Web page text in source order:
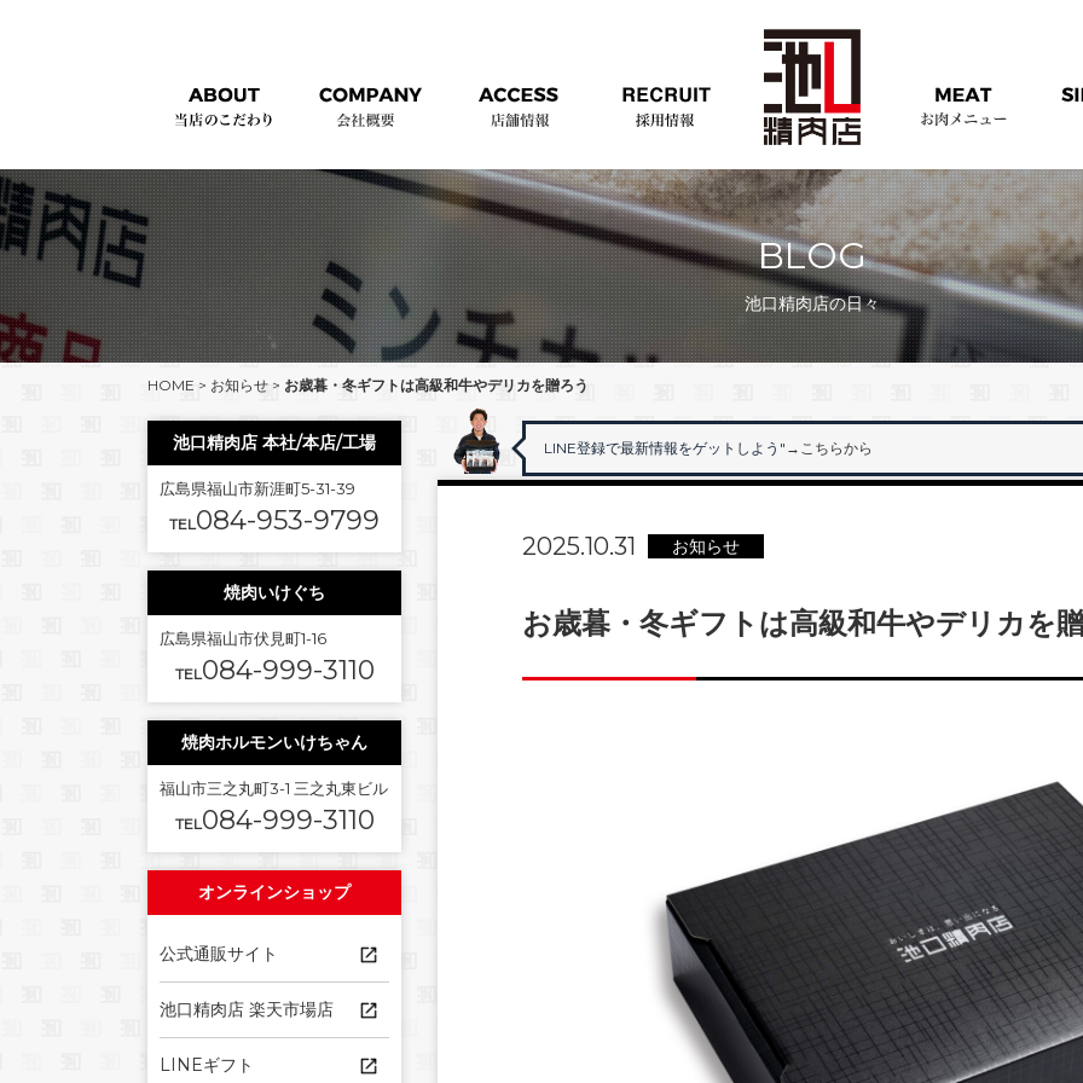
BLOG
池口精肉店の日々
HOME > お知らせ > お歳暮・冬ギフトは高級和牛やデリカを贈ろう
LINE登録で最新情報をゲットしよう" →こちらから
2025.10.31 お知らせ
お歳暮・冬ギフトは高級和牛やデリカを
池口精肉店 本社/本店/工場
広島県福山市新涯町5-31-39
TEL084-953-9799
焼肉いけぐち
広島県福山市伏見町1-16
TEL084-999-3110
焼肉ホルモンいけちゃん
福山市三之丸町3-1 三之丸東ビル
TEL084-999-3110
オンラインショップ
公式通販サイト
池口精肉店 楽天市場店
LINEギフト